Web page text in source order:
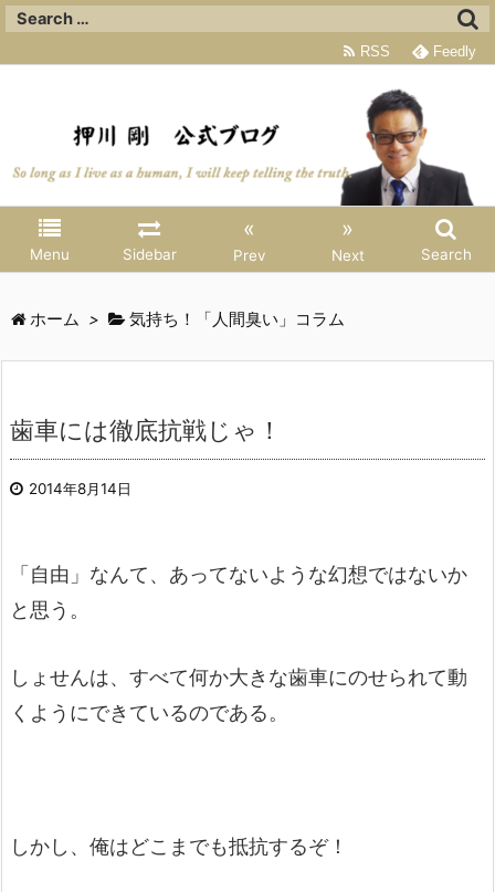
Menu Sidebar
«
Prev
»
Next Search
RSS Feedly
ホーム > 気持ち！「人間臭い」コラム
歯車には徹底抗戦じゃ！
2014年8月14日
「自由」なんて、あってないような幻想ではないか
と思う。
しょせんは、すべて何か大きな歯車にのせられて動
くようにできているのである。
しかし、俺はどこまでも抵抗するぞ！